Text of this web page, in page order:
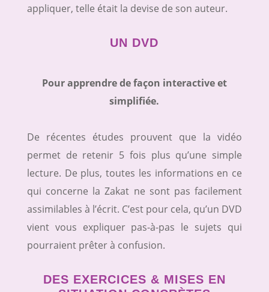
appliquer, telle était la devise de son auteur.
UN DVD
Pour apprendre de façon interactive et
simplifiée.
De récentes études prouvent que la vidéo
permet de retenir 5 fois plus qu’une simple
lecture. De plus, toutes les informations en ce
qui concerne la Zakat ne sont pas facilement
assimilables à l’écrit. C’est pour cela, qu’un DVD
vient vous expliquer pas-à-pas le sujets qui
pourraient prêter à confusion.
DES EXERCICES & MISES EN